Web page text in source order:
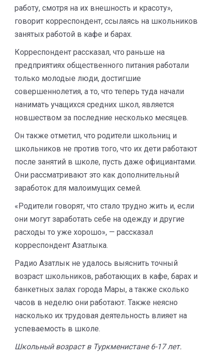
работу, смотря на их внешность и красоту»,
говорит корреспондент, ссылаясь на школьников
занятых работой в кафе и барах.
Корреспондент рассказал, что раньше на
предприятиях общественного питания работали
только молодые люди, достигшие
совершеннолетия, а то, что теперь туда начали
нанимать учащихся средних школ, является
новшеством за последние несколько месяцев.
Он также отметил, что родители школьниц и
школьников не против того, что их дети работают
после занятий в школе, пусть даже официантами.
Они рассматривают это как дополнительный
заработок для малоимущих семей.
«Родители говорят, что стало трудно жить и, если
они могут заработать себе на одежду и другие
расходы то уже хорошо», — рассказал
корреспондент Азатлыка.
Радио Азатлык не удалось выяснить точный
возраст школьников, работающих в кафе, барах и
банкетных залах города Мары, а также сколько
часов в неделю они работают. Также неясно
насколько их трудовая деятельность влияет на
успеваемость в школе.
Школьный возраст в Туркменистане 6-17 лет.